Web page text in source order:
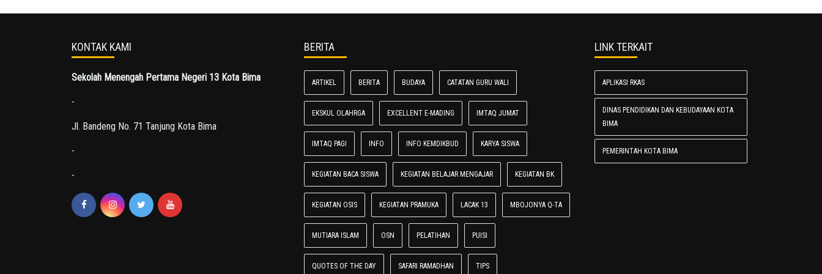
KONTAK KAMI
Sekolah Menengah Pertama Negeri 13 Kota Bima
-
Jl. Bandeng No. 71 Tanjung Kota Bima
-
-
BERITA
ARTIKEL BERITA BUDAYA CATATAN GURU WALI
EKSKUL OLAHRGA EXCELLENT E-MADING IMTAQ JUMAT
IMTAQ PAGI INFO INFO KEMDIKBUD KARYA SISWA
KEGIATAN BACA SISWA KEGIATAN BELAJAR MENGAJAR KEGIATAN BK
KEGIATAN OSIS KEGIATAN PRAMUKA LACAK 13 MBOJONYA Q-TA
MUTIARA ISLAM OSN PELATIHAN PUISI
QUOTES OF THE DAY SAFARI RAMADHAN TIPS
LINK TERKAIT
APLIKASI RKAS
DINAS PENDIDIKAN DAN KEBUDAYAAN KOTA
BIMA
PEMERINTAH KOTA BIMA